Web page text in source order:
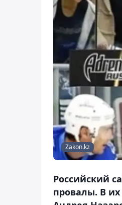
Zakon.kz
Российский
провалы. В